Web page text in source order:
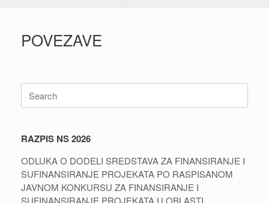
POVEZAVE
for:
RAZPIS NS 2026
ODLUKA O DODELI SREDSTAVA ZA FINANSIRANJE I
SUFINANSIRANJE PROJEKATA PO RASPISANOM
JAVNOM KONKURSU ZA FINANSIRANJE I
SUFINANSIRANJE PROJEKATA U OBLASTI